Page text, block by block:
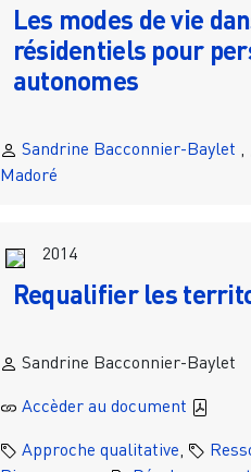
Les modes de vie
résidentiels pour
autonomes
Sandrine Bacconnier-Baylet
Madoré
2014
Requalifier les
Sandrine Bacconnier-Baylet
Accèder au document
Approche qualitative